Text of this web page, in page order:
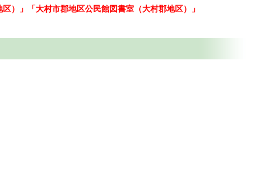
）」「大村市郡地区公民館図書室（大村郡地区）」